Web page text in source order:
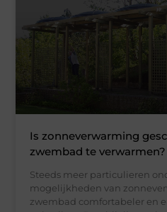
Is zonneverwarming
zwembad te verwarmen?
Steeds meer particulieren
mogelijkheden van
zwembad comfortabeler en